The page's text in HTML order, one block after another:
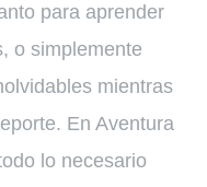
para aprender
o simplemente
mientras
En Aventura
lo necesario